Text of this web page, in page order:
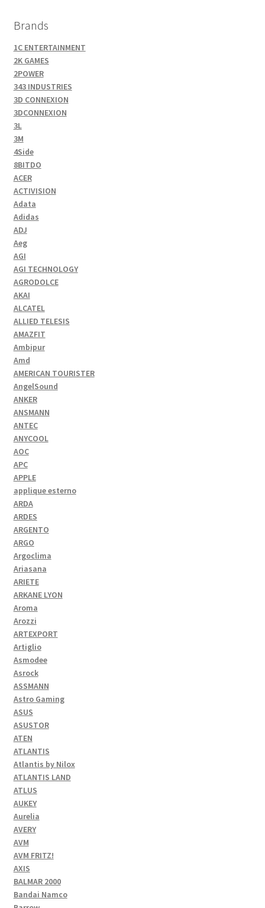
Brands
1C ENTERTAINMENT
2K GAMES
2POWER
343 INDUSTRIES
3D CONNEXION
3DCONNEXION
3L
3M
4Side
8BITDO
ACER
ACTIVISION
Adata
Adidas
ADJ
Aeg
AGI
AGI TECHNOLOGY
AGRODOLCE
AKAI
ALCATEL
ALLIED TELESIS
AMAZFIT
Ambipur
Amd
AMERICAN TOURISTER
AngelSound
ANKER
ANSMANN
ANTEC
ANYCOOL
AOC
APC
APPLE
applique esterno
ARDA
ARDES
ARGENTO
ARGO
Argoclima
Ariasana
ARIETE
ARKANE LYON
Aroma
Arozzi
ARTEXPORT
Artiglio
Asmodee
Asrock
ASSMANN
Astro Gaming
ASUS
ASUSTOR
ATEN
ATLANTIS
Atlantis by Nilox
ATLANTIS LAND
ATLUS
AUKEY
Aurelia
AVERY
AVM
AVM FRITZ!
AXIS
BALMAR 2000
Bandai Namco